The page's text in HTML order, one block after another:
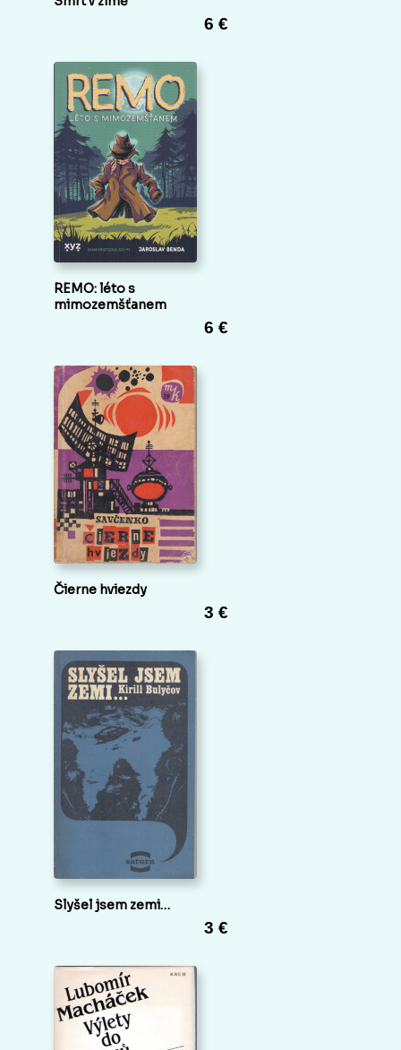
6 €
REMO: léto s
mimozemšťanem
6 €
Čierne hviezdy
3 €
Slyšel jsem zemi…
3 €